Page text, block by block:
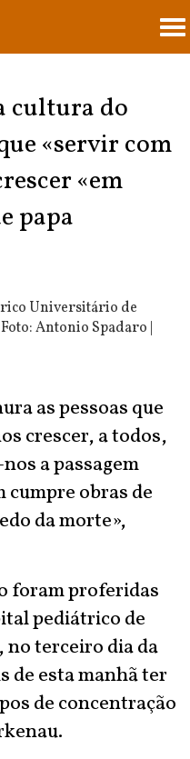
cultura do
«servir com
«em
papa
Universitário de
Antonio Spadaro |
as pessoas que
crescer, a todos,
a passagem
cumpre obras de
da morte»,
foram proferidas
pediátrico de
terceiro dia da
de esta manhã ter
de concentração